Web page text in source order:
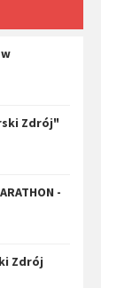
Zdrój"
-
Zdrój